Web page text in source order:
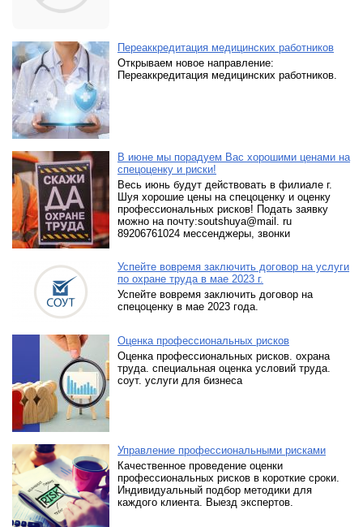
Переаккредитация медицинских работников
Открываем новое направление:
Переаккредитация медицинских работников.
В июне мы порадуем Вас хорошими ценами на
спецоценку и риски!
Весь июнь будут действовать в филиале г.
Шуя хорошие цены на спецоценку и оценку
профессиональных рисков! Подать заявку
можно на почту:soutshuya@mail. ru
89206761024 мессенджеры, звонки
Успейте вовремя заключить договор на услуги
по охране труда в мае 2023 г.
Успейте вовремя заключить договор на
спецоценку в мае 2023 года.
Оценка профессиональных рисков
Оценка профессиональных рисков. охрана
труда. специальная оценка условий труда.
соут. услуги для бизнеса
Управление профессиональными рисками
Качественное проведение оценки
профессиональных рисков в короткие сроки.
Индивидуальный подбор методики для
каждого клиента. Выезд экспертов.